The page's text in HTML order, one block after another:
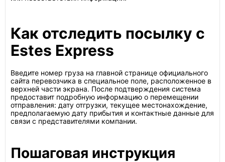
Как отследить посылку с
Estes Express
Введите номер груза на главной странице официального
сайта перевозчика в специальное поле, расположенное в
верхней части экрана. После подтверждения система
предоставит подробную информацию о перемещении
отправления: дату отгрузки, текущее местонахождение,
предполагаемую дату прибытия и контактные данные для
связи с представителями компании.
Пошаговая инструкция